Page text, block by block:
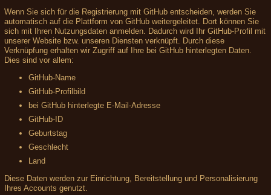
Wenn Sie sich für die Registrierung mit GitHub entscheiden, werden Sie
automatisch auf die Plattform von GitHub weitergeleitet. Dort können Sie
sich mit Ihren Nutzungsdaten anmelden. Dadurch wird Ihr GitHub-Profil mit
unserer Website bzw. unseren Diensten verknüpft. Durch diese
Verknüpfung erhalten wir Zugriff auf Ihre bei GitHub hinterlegten Daten.
Dies sind vor allem:
GitHub-Name
GitHub-Profilbild
bei GitHub hinterlegte E-Mail-Adresse
GitHub-ID
Geburtstag
Geschlecht
Land
Diese Daten werden zur Einrichtung, Bereitstellung und Personalisierung
Ihres Accounts genutzt.